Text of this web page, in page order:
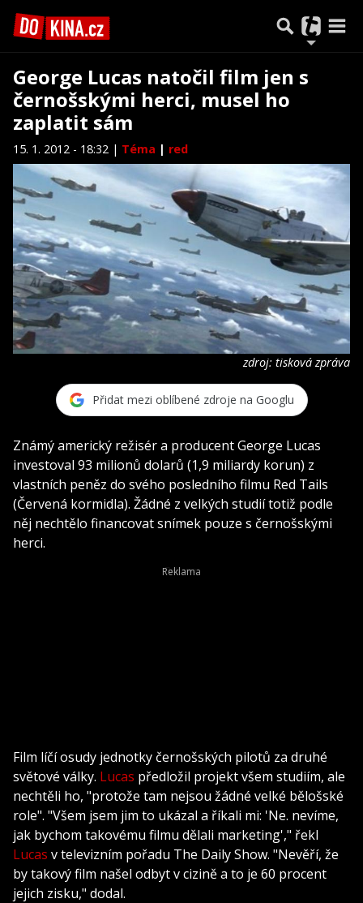
George Lucas natočil film jen s
černošskými herci, musel ho
zaplatit sám
15. 1. 2012 - 18:32 | Téma | red
zdroj: tisková zpráva
Přidat mezi oblíbené zdroje na Googlu
Známý americký režisér a producent George Lucas
investoval 93 milionů dolarů (1,9 miliardy korun) z
vlastních peněz do svého posledního filmu Red Tails
(Červená kormidla). Žádné z velkých studií totiž podle
něj nechtělo financovat snímek pouze s černošskými
herci.
Film líčí osudy jednotky černošských pilotů za druhé
světové války. Lucas předložil projekt všem studiím, ale
nechtěli ho, "protože tam nejsou žádné velké bělošské
role". "Všem jsem jim to ukázal a říkali mi: 'Ne. nevíme,
jak bychom takovému filmu dělali marketing'," řekl
Lucas v televizním pořadu The Daily Show. "Nevěří, že
by takový film našel odbyt v cizině a to je 60 procent
jejich zisku," dodal.